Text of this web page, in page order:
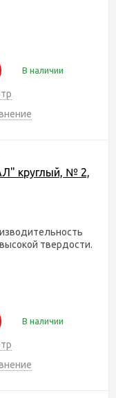
В наличии
круглый, № 2,
твердости.
В наличии